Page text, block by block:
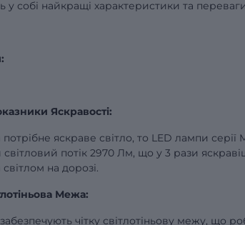
у собі найкращі характеристики та
Яскравості:
яскраве світло, то LED лампи
потік 2970 Лм, що у 3 рази
на дорозі.
Межа:
чітку світлотіньову межу, що